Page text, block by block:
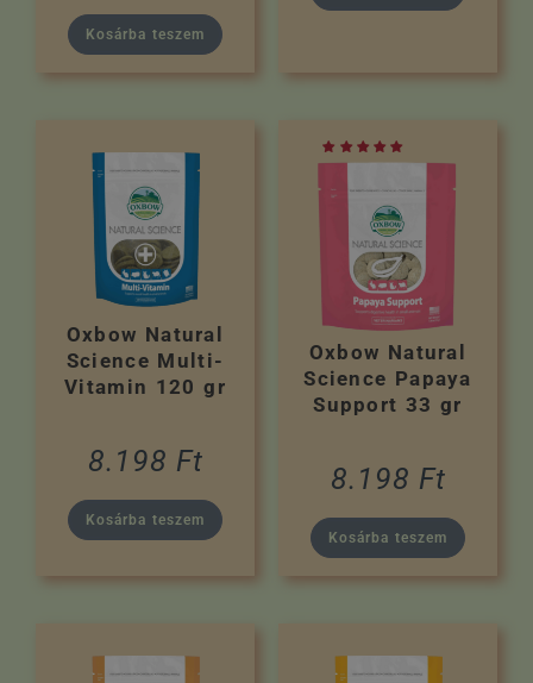
Kosárba teszem
Oxbow Natural
Science Multi-
Vitamin 120 gr
8.198 Ft
Kosárba teszem
Oxbow Natural
Science Papaya
Support 33 gr
8.198 Ft
Kosárba teszem